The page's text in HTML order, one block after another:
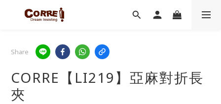
Share
CORRE【LI219】亞麻對折長
夾